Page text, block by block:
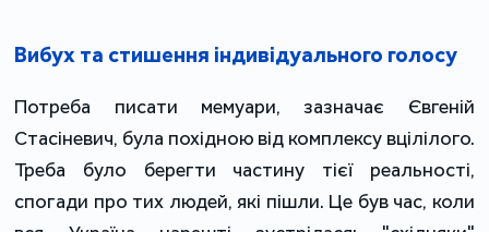
Вибух та стишення індивідуального голосу
Потреба писати мемуари, зазначає Євгеній
Стасіневич, була похідною від комплексу вцілілого.
Треба було берегти частину тієї реальності,
спогади про тих людей, які пішли. Це був час, коли